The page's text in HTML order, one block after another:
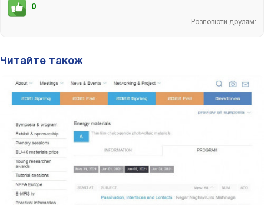
0
Розповісти друзям:
Читайте також